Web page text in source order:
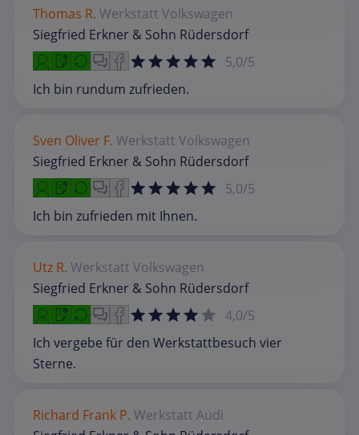
Thomas R. Werkstatt Volkswagen
Siegfried Erkner & Sohn Rüdersdorf
5,0/5
Ich bin rundum zufrieden.
Sven Oliver F. Werkstatt Volkswagen
Siegfried Erkner & Sohn Rüdersdorf
5,0/5
Ich bin zufrieden mit Ihnen.
Utz R. Werkstatt Volkswagen
Siegfried Erkner & Sohn Rüdersdorf
4,0/5
Ich vergebe für den Werkstattbesuch vier
Sterne.
Richard Frank P. Werkstatt Audi